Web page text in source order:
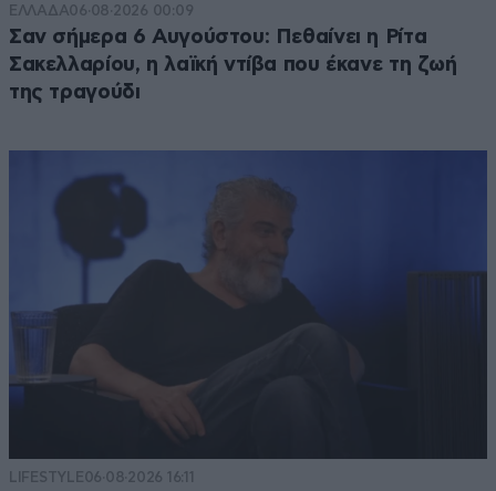
ΕΛΛΑΔΑ06·08·2026 00:09
Σαν σήμερα 6 Αυγούστου: Πεθαίνει η Ρίτα
Σακελλαρίου, η λαϊκή ντίβα που έκανε τη ζωή
της τραγούδι
LIFESTYLE06·08·2026 16:11